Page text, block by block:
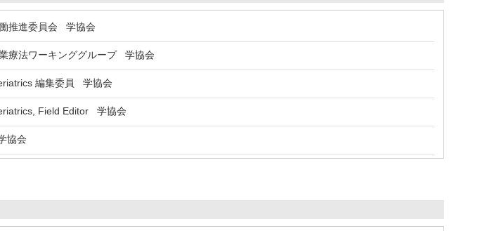
推進委員会 学協会
療法ワーキンググループ 学協会
編集委員 学協会
Field Editor 学協会
協会